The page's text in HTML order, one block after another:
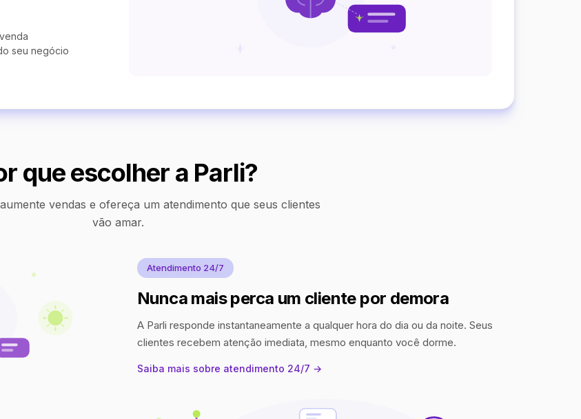
seu negócio
que escolher a Parli?
vendas e ofereça um atendimento que seus clientes
vão amar.
Atendimento 24/7
Nunca mais perca um cliente por demora
A Parli responde instantaneamente a qualquer hora do dia ou da noite. Seus
clientes recebem atenção imediata, mesmo enquanto você dorme.
Saiba mais sobre atendimento 24/7 →